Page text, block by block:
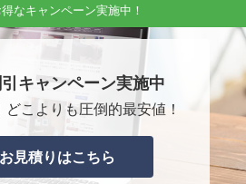
なキャンペーン実施中！
キャンペーン実施中
こよりも圧倒的最安値！
見積りはこちら